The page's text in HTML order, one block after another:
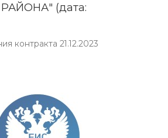
(дата:
контракта 21.12.2023